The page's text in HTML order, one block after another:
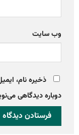
وب‌ سایت
ذخیره نام،
دوباره دیدگاهی